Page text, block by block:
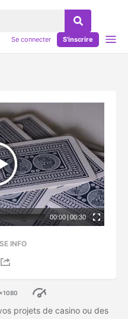
Se connecter S'inscrire
00:00 | 00:30
INFO
projets de casino ou des